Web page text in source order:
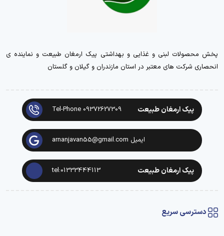
پخش محصولات لبنی و غذایی و بهداشتی پیک ارمغان طبیعت و نماینده ی
انحصاری شرکت های معتبر در استان مازندران و گیلان و گلستان
پیک ارمغان طبیعت Tel-Phone 09372627309
ایمیل arnanjavan55@gmail.com
پیک ارمغان طبیعت tel:01333444113
دسترسی سریع